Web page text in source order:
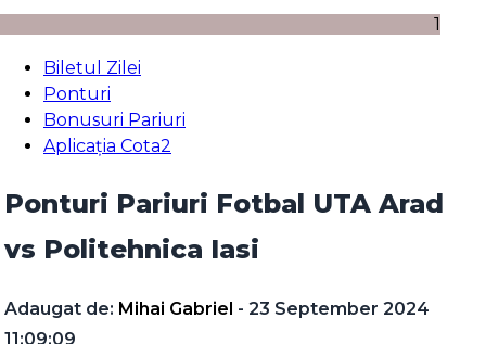
1
Biletul Zilei
Ponturi
Bonusuri Pariuri
Aplicația Cota2
Ponturi Pariuri Fotbal UTA Arad
vs Politehnica Iasi
Adaugat de: Mihai Gabriel - 23 September 2024
11:09:09